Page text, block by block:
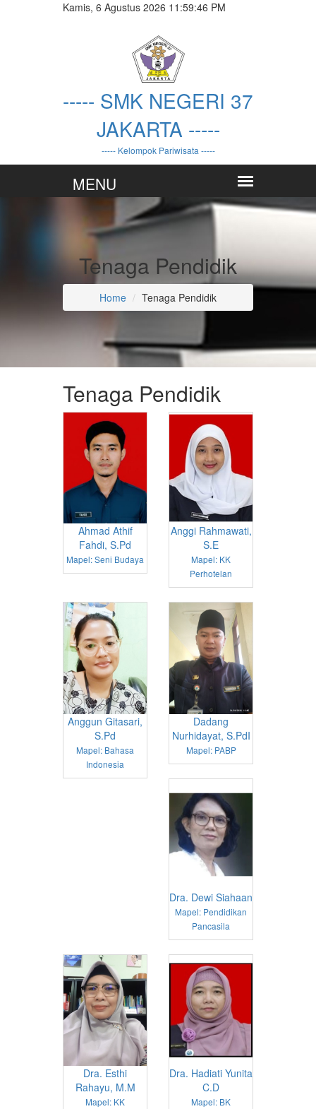
Kamis, 6 Agustus 2026 11:59:46 PM
----- SMK NEGERI 37
JAKARTA -----
----- Kelompok Pariwisata -----
Tenaga Pendidik
Home Tenaga Pendidik
Tenaga Pendidik
Ahmad Athif
Fahdi, S.Pd
Mapel: Seni Budaya
Anggi Rahmawati,
S.E
Mapel: KK
Perhotelan
Anggun Gitasari,
S.Pd
Mapel: Bahasa
Indonesia
Dadang
Nurhidayat, S.PdI
Mapel: PABP
Dra. Dewi Siahaan
Mapel: Pendidikan
Pancasila
Dra. Esthi
Rahayu, M.M
Mapel: KK
Dra. Hadiati Yunita
C.D
Mapel: BK